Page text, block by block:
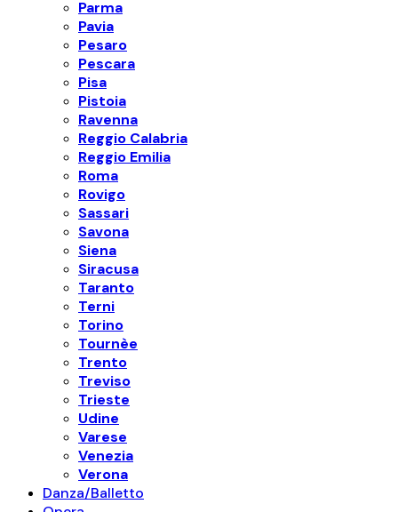
Parma
Pavia
Pesaro
Pescara
Pisa
Pistoia
Ravenna
Reggio Calabria
Reggio Emilia
Roma
Rovigo
Sassari
Savona
Siena
Siracusa
Taranto
Terni
Torino
Tournèe
Trento
Treviso
Trieste
Udine
Varese
Venezia
Verona
Danza/Balletto